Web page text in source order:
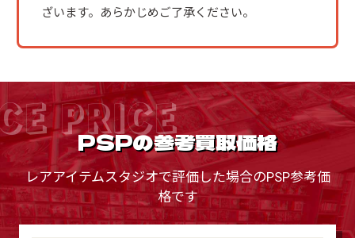
ざいます。あらかじめご了承ください。
PRICE
PSPの参考買取価格
レアアイテムスタジオで評価した場合のPSP参考価
格です